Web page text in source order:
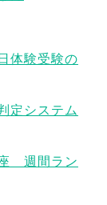
体験受験の
定システム
週間ラン